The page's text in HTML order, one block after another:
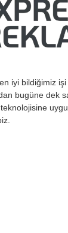
iyi bildiğimiz işi
bugüne dek
teknolojisine